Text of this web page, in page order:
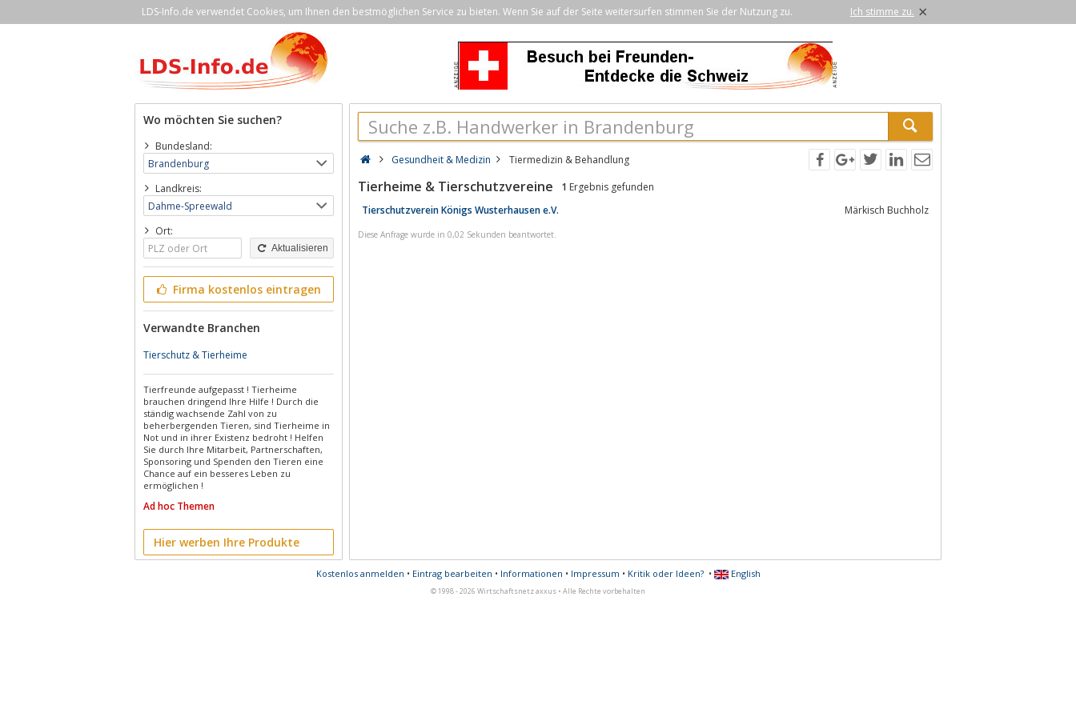
LDS-Info.de verwendet Cookies, um Ihnen den bestmöglichen Service zu bieten. Wenn Sie auf der Seite weitersurfen stimmen Sie der Nutzung zu. Ich stimme zu. ×
Wo möchten Sie suchen?
Bundesland:
Landkreis:
Ort:
Aktualisieren
Firma kostenlos eintragen
Verwandte Branchen
Tierschutz & Tierheime
Tierfreunde aufgepasst ! Tierheime
brauchen dringend Ihre Hilfe ! Durch die
ständig wachsende Zahl von zu
beherbergenden Tieren, sind Tierheime in
Not und in ihrer Existenz bedroht ! Helfen
Sie durch Ihre Mitarbeit, Partnerschaften,
Sponsoring und Spenden den Tieren eine
Chance auf ein besseres Leben zu
ermöglichen !
Ad hoc Themen
Hier werben Ihre Produkte
Gesundheit & Medizin Tiermedizin & Behandlung
Tierheime & Tierschutzvereine 1 Ergebnis gefunden
Tierschutzverein Königs Wusterhausen e.V.
Märkisch Buchholz
Diese Anfrage wurde in 0,02 Sekunden beantwortet.
Kostenlos anmelden • Eintrag bearbeiten • Informationen • Impressum • Kritik oder Ideen?• English
© 1998 - 2026 Wirtschaftsnetz axxus • Alle Rechte vorbehalten